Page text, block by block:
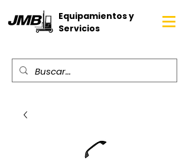
Equipamientos y
Servicios